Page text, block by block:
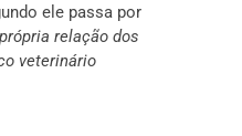
ele passa por
relação dos
veterinário